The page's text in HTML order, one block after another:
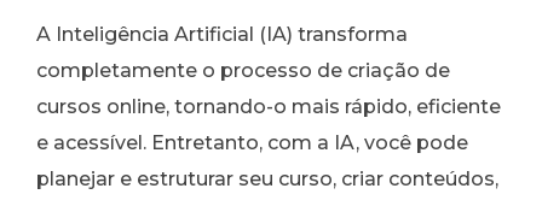
A Inteligência Artificial (IA) transforma
completamente o processo de criação de
cursos online, tornando-o mais rápido, eficiente
e acessível. Entretanto, com a IA, você pode
planejar e estruturar seu curso, criar conteúdos,